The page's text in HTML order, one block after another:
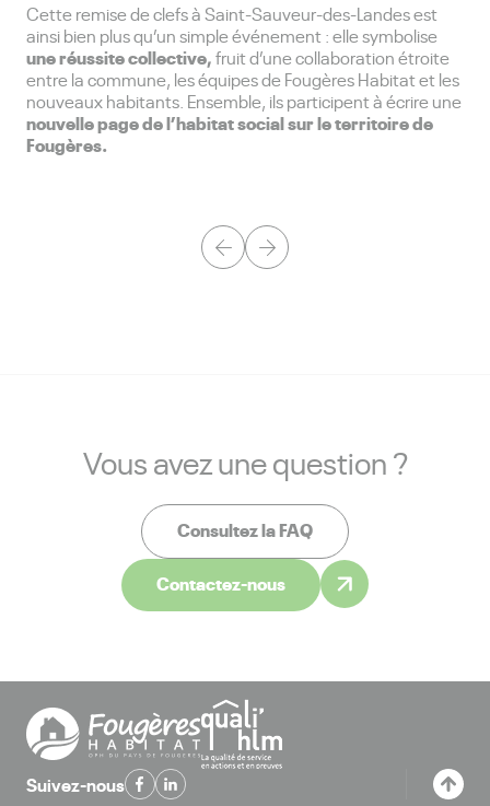
Cette remise de clefs à Saint-Sauveur-des-Landes est
ainsi bien plus qu’un simple événement : elle symbolise
une réussite collective,fruit d’une collaboration étroite
entre la commune, les équipes de Fougères Habitat et les
nouveaux habitants. Ensemble, ils participent à écrire une
nouvelle page de l’habitat social sur le territoire de
Fougères.
Vous avez une question ?
Consultez la FAQ
Contactez-nous
Suivez-nous